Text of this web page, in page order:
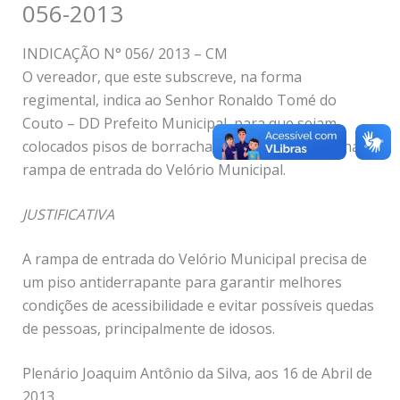
056-2013
INDICAÇÃO N° 056/ 2013 – CM
O vereador, que este subscreve, na forma
regimental, indica ao Senhor Ronaldo Tomé do
Couto – DD Prefeito Municipal, para que sejam
colocados pisos de borracha ou antiderrapante na
rampa de entrada do Velório Municipal.
JUSTIFICATIVA
A rampa de entrada do Velório Municipal precisa de
um piso antiderrapante para garantir melhores
condições de acessibilidade e evitar possíveis quedas
de pessoas, principalmente de idosos.
Plenário Joaquim Antônio da Silva, aos 16 de Abril de
2013.